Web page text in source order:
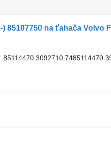
85114470 3092710 7485114470